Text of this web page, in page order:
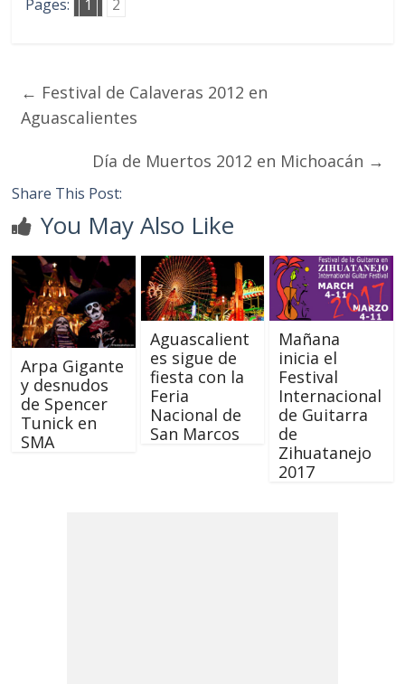
Pages: 1 2
← Festival de Calaveras 2012 en
Aguascalientes
Día de Muertos 2012 en Michoacán →
Share This Post:
You May Also Like
Arpa Gigante
y desnudos
de Spencer
Tunick en
SMA
Aguascalient
es sigue de
fiesta con la
Feria
Nacional de
San Marcos
Mañana
inicia el
Festival
Internacional
de Guitarra
de
Zihuatanejo
2017